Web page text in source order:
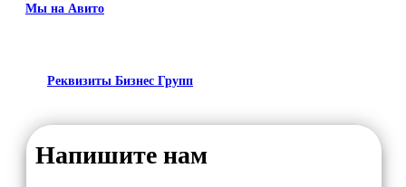
Мы на Авито
Реквизиты Бизнес Групп
Напишите нам